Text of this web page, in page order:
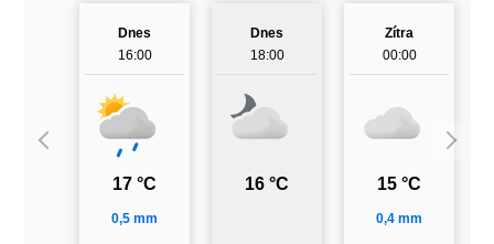
Dnes
16:00
17 °C
0,5 mm
Dnes
18:00
16 °C
Zítra
00:00
15 °C
0,4 mm